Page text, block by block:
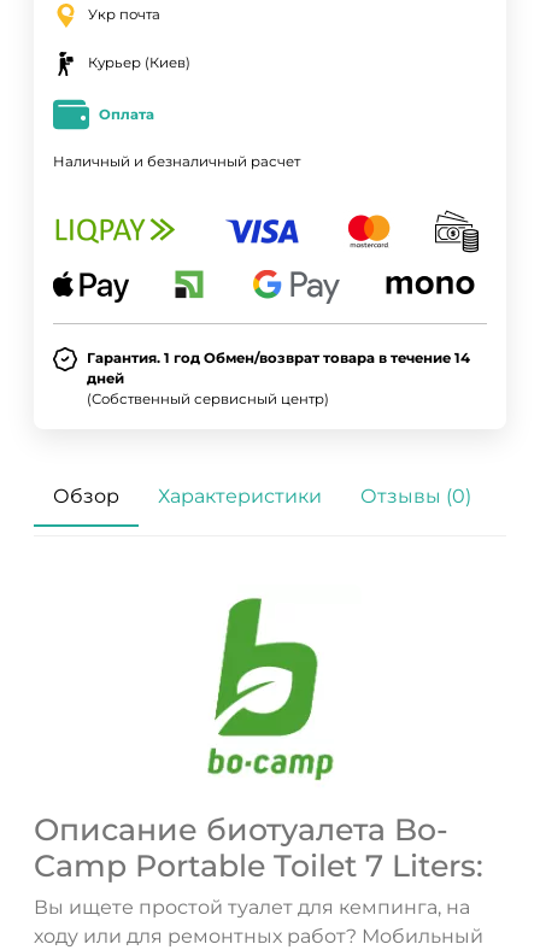
Укр почта
Курьер (Киев)
Оплата
Наличный и безналичный расчет
Гарантия. 1 год Обмен/возврат товара в течение 14
дней
(Собственный сервисный центр)
Обзор Характеристики Отзывы (0)
Описание биотуалета Bo-
Camp Portable Toilet 7 Liters:
Вы ищете простой туалет для кемпинга, на
ходу или для ремонтных работ? Мобильный
ДА НЕТ